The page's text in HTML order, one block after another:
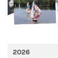
2026